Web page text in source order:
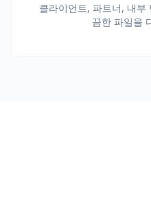
클라이언트, 파트너, 내
끔한 파일을